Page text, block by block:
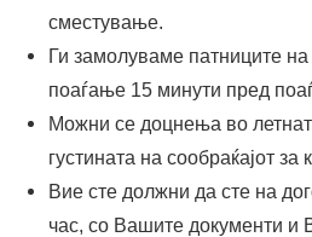
сместување.
Ги замолуваме патниците
поаѓање 15 минути пред
Можни се доцнења во
густината на сообраќајот
Вие сте должни да сте на
час, со Вашите документи и